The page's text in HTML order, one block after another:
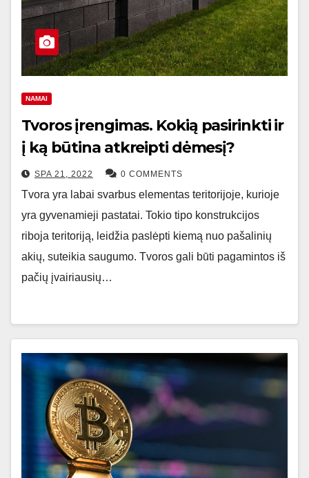
NAMAI
Tvoros įrengimas. Kokią pasirinkti ir
į ką būtina atkreipti dėmesį?
SPA 21, 2022 0 COMMENTS
Tvora yra labai svarbus elementas teritorijoje, kurioje
yra gyvenamieji pastatai. Tokio tipo konstrukcijos
riboja teritoriją, leidžia paslėpti kiemą nuo pašalinių
akių, suteikia saugumo. Tvoros gali būti pagamintos iš
pačių įvairiausių…